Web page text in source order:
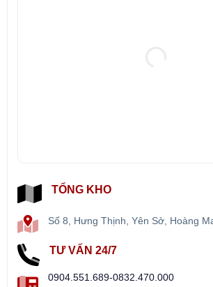
TỔNG KHO
Số 8, Hưng Thịnh, Yên Sở, Hoàng
TƯ VẤN 24/7
0904.551.689-0832.470.000